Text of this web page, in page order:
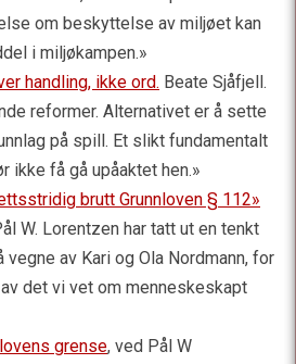
om beskyttelse av miljøet kan
i miljøkampen.»
handling, ikke ord. Beate Sjåfjell.
reformer. Alternativet er å sette
på spill. Et slikt fundamentalt
ikke få gå upåaktet hen.»
brutt Grunnloven § 112»
W. Lorentzen har tatt ut en tenkt
av Kari og Ola Nordmann, for
det vi vet om menneskeskapt
grense, ved Pål W